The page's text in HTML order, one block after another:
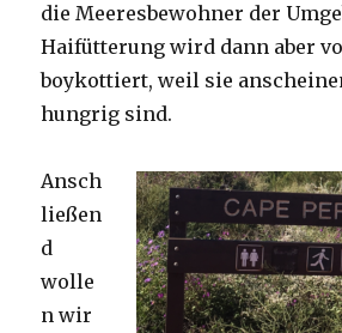
die Meeresbewohner der
Haifütterung wird dann aber
boykottiert, weil sie
hungrig sind.
Ansch
ließen
d
wolle
n wir